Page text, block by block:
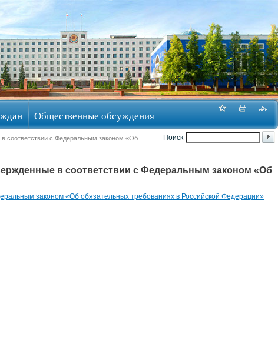
Общественные обсуждения
Поиск
соответствии с Федеральным законом «Об
в соответствии с Федеральным законом «Об
законом «Об обязательных требованиях в Российской Федерации»